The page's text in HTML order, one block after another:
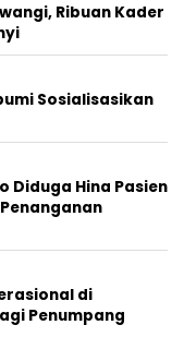
Ribuan Kader
Sosialisasikan
Diduga Hina Pasien
di
Penumpang